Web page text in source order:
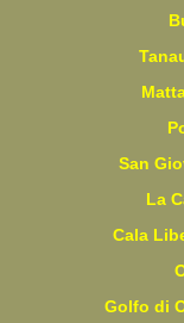
San
La
Cala
Golfo di